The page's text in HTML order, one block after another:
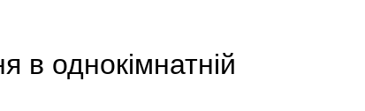
в однокімнатній